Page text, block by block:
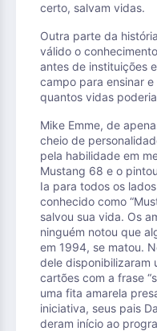
certo, salvam vidas.
Outra parte da
válido o
antes de instituições
campo para ensinar
quantos vidas
Mike Emme, de
cheio de
pela habilidade em
Mustang 68 e o
Ia para todos os
conhecido como
salvou sua vida. Os
ninguém notou que
em 1994, se matou.
dele disponibilizaram
cartões com a frase
uma fita amarela
iniciativa, seus pais
deram início ao